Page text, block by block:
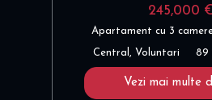
245,000
Apartament cu 3
Central, Voluntari 89
Vezi mai multe